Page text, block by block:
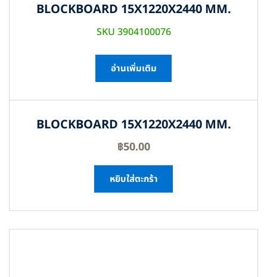
BLOCKBOARD 15X1220X2440 MM.
SKU 3904100076
อ่านเพิ่มเติม
BLOCKBOARD 15X1220X2440 MM.
฿50.00
หยิบใส่ตะกร้า